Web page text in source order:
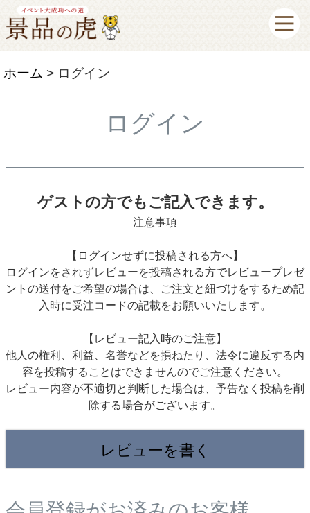
ホーム ログイン
ログイン
ゲストの方でもご記入できます。
注意事項
【ログインせずに投稿される方へ】
ログインをされずレビューを投稿される方でレビュープレゼ
ントの送付をご希望の場合は、ご注文と紐づけをするため記
入時に受注コードの記載をお願いいたします。
【レビュー記入時のご注意】
他人の権利、利益、名誉などを損ねたり、法令に違反する内
容を投稿することはできませんのでご注意ください。
レビュー内容が不適切と判断した場合は、予告なく投稿を削
除する場合がございます。
レビューを書く